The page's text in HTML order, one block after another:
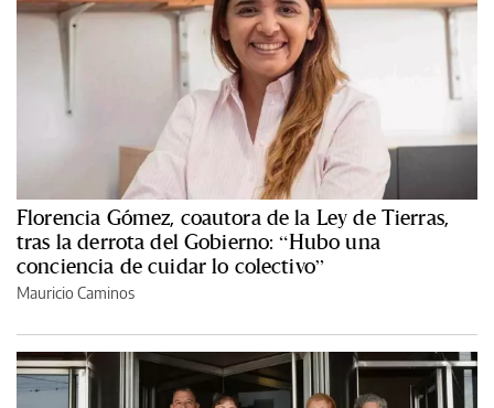
Florencia Gómez, coautora de la Ley de Tierras,
tras la derrota del Gobierno: “Hubo una
conciencia de cuidar lo colectivo”
Mauricio Caminos